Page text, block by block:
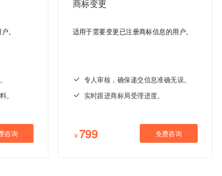
。
。
咨询
商标变更
适用于需要变更已注册商标信息的用户。
专人审核，确保递交信息准确无误。
实时跟进商标局受理进度。
￥799 免费咨询